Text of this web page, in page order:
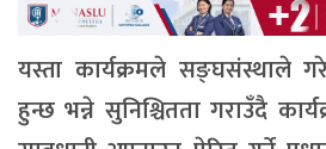
यस्ता कार्यक्रमले सङ्घसंस्थाले
हुन्छ भन्ने सुनिश्चितता गराउँदै